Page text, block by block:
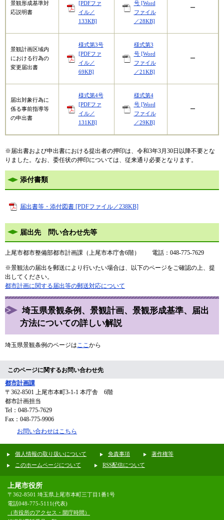
景観形成基準対
応説明書
[PDFファ
イル／
133KB]
号 [Word
ファイル
／28KB]
ー
景観計画区域内
における行為の
変更届出書
様式第3号
[PDFファ
イル／
69KB]
様式第3
号 [Word
ファイル
／21KB]
ー
届出対象行為に
係る事前指導等
の申出書
様式第4号
[PDFファ
イル／
131KB]
様式第4
号 [Word
ファイル
／29KB]
ー
※届出書および申出書における提出者の押印は、令和3年3月30日以降不要とな
りました。なお、委任状の押印については、従来通り必要となります。
添付書類
届出書等・添付図書 [PDFファイル／238KB]
届出先 問い合わせ先等
上尾市都市整備部都市計画課（上尾市本庁舎6階） 電話：048-775-7629
※景観法の届出を郵送により行いたい場合は、以下のページをご確認の上、提
出してください。
都市計画に関する届出等の郵送対応について
埼玉県景観条例、景観計画、景観形成基準、届出
方法についての詳しい解説
埼玉県景観条例のページは ここ から
このページに関するお問い合わせ先
都市計画課
〒362-8501
上尾市本町3-1-1 本庁舎 6階
都市計画担当
Tel：048-775-7629
Fax：048-775-9906
お問い合わせはこちら
個人情報の取り扱いについて 免責事項
著作権等
このホームページについて
RSS配信について
上尾市役所
〒362-8501 埼玉県上尾市本町三丁目1番1号
電話048-775-5111(代表)
（市役所のアクセス・開庁時間）